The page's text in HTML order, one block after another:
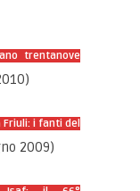
trentanove
Friuli: i fanti del
2009)